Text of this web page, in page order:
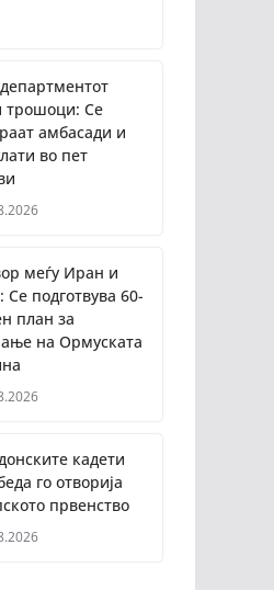
департментот
трошоци: Се
амбасади и
во пет
меѓу Иран и
подготвува 60-
план за
на Ормуската
кадети
го отворија
првенство